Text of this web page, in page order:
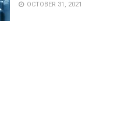
OCTOBER 31, 2021